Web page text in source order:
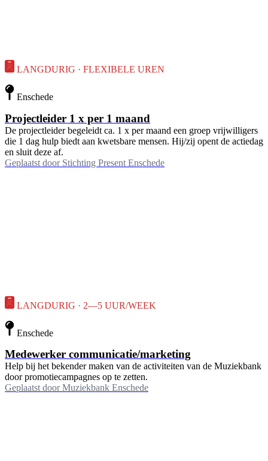
LANGDURIG · FLEXIBELE UREN
Enschede
Projectleider 1 x per 1 maand
De projectleider begeleidt ca. 1 x per maand een groep vrijwilligers
die 1 dag hulp biedt aan kwetsbare mensen. Hij/zij opent de actiedag
en sluit deze af.
Geplaatst door Stichting Present Enschede
LANGDURIG · 2—5 UUR/WEEK
Enschede
Medewerker communicatie/marketing
Help bij het bekender maken van de activiteiten van de Muziekbank
door promotiecampagnes op te zetten.
Geplaatst door Muziekbank Enschede